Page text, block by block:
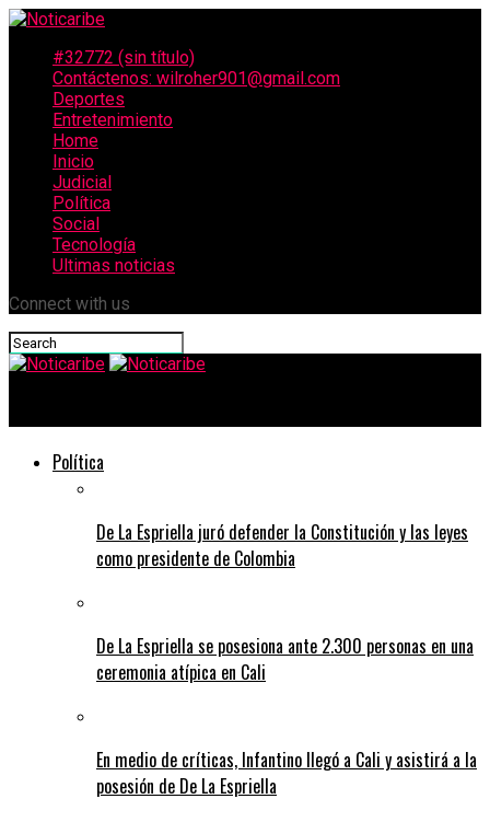
#32772 (sin título)
Contáctenos: wilroher901@gmail.com
Deportes
Entretenimiento
Home
Inicio
Judicial
Política
Social
Tecnología
Ultimas noticias
Connect with us
Política
De La Espriella juró defender la Constitución y las leyes
como presidente de Colombia
De La Espriella se posesiona ante 2.300 personas en una
ceremonia atípica en Cali
En medio de críticas, Infantino llegó a Cali y asistirá a la
posesión de De La Espriella